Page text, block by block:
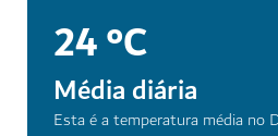
24 °C
Média diária
Esta é a temperatura média no